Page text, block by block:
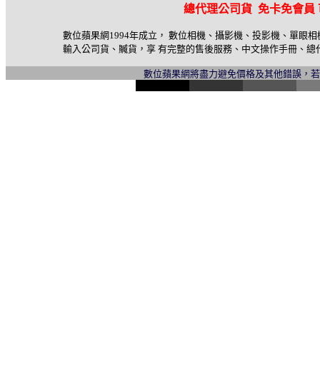
總代理公司貨 免卡免會
數位蘋果網1994年成立， 數位相機、攝影機、投影機、單眼
輸入公司貨、贓貨，享 有完整的售後服務、中文操作手冊、
數位蘋果網將盡力避免價格及其他錯誤，